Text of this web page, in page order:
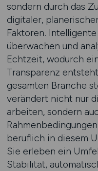
sondern durch das
digitaler,
Faktoren.
überwachen und
Echtzeit, wodurch
Transparenz
gesamten Branche
verändert nicht nur
arbeiten, sondern
beruflich in diesem
Sie erleben ein
Stabilität,